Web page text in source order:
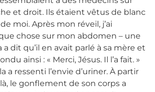
et droit. Ils étaient vêtus de blanc
moi. Après mon réveil, j’ai
chose sur mon abdomen – une
a dit qu’il en avait parlé à sa mère et
ainsi : « Merci, Jésus. Il l’a fait. »
a ressenti l’envie d’uriner. À partir
le gonflement de son corps a